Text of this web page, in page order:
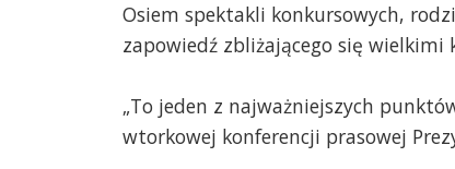
Osiem spektakli konkursowych,
zapowiedź zbliżającego się
„To jeden z najważniejszych
wtorkowej konferencji prasowej